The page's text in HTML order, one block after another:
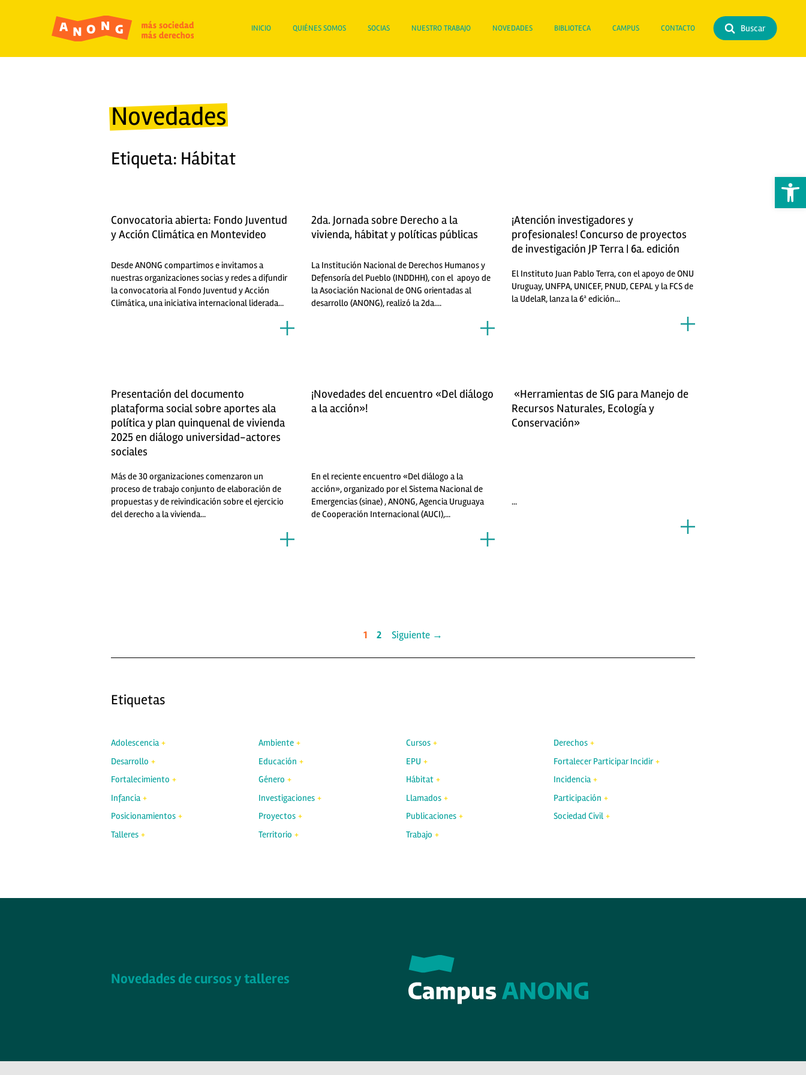
Abrir
INICIO QUIÉNES SOMOS SOCIAS NUESTRO TRABAJO NOVEDADES BIBLIOTECA CAMPUS CONTACTO Buscar
Novedades
Etiqueta: Hábitat
Convocatoria abierta: Fondo Juventud
y Acción Climática en Montevideo
Desde ANONG compartimos e invitamos a
nuestras organizaciones socias y redes a difundir
la convocatoria al Fondo Juventud y Acción
Climática, una iniciativa internacional liderada...
2da. Jornada sobre Derecho a la
vivienda, hábitat y políticas públicas
La Institución Nacional de Derechos Humanos y
Defensoría del Pueblo (INDDHH), con el apoyo de
la Asociación Nacional de ONG orientadas al
desarrollo (ANONG), realizó la 2da....
¡Atención investigadores y
profesionales! Concurso de proyectos
de investigación JP Terra | 6a. edición
El Instituto Juan Pablo Terra, con el apoyo de ONU
Uruguay, UNFPA, UNICEF, PNUD, CEPAL y la FCS de
la UdelaR, lanza la 6ª edición...
Presentación del documento
plataforma social sobre aportes ala
política y plan quinquenal de vivienda
2025 en diálogo universidad-actores
sociales
Más de 30 organizaciones comenzaron un
proceso de trabajo conjunto de elaboración de
propuestas y de reivindicación sobre el ejercicio
del derecho a la vivienda...
¡Novedades del encuentro «Del diálogo
a la acción»!
En el reciente encuentro «Del diálogo a la
acción», organizado por el Sistema Nacional de
Emergencias (sinae) , ANONG, Agencia Uruguaya
de Cooperación Internacional (AUCI),...
«Herramientas de SIG para Manejo de
Recursos Naturales, Ecología y
Conservación»
...
1 2 Siguiente →
Etiquetas
Adolescencia Ambiente Cursos
Derechos
Desarrollo
Educación EPU
Fortalecer Participar Incidir
Fortalecimiento
Género Hábitat
Incidencia
Infancia
Investigaciones Llamados
Participación
Posicionamientos
Proyectos Publicaciones
Sociedad Civil
Talleres
Territorio Trabajo
Novedades de cursos y talleres